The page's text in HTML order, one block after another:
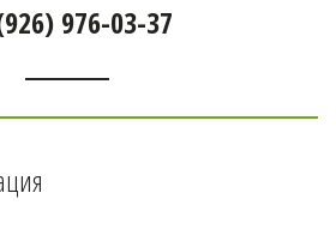
976-03-37